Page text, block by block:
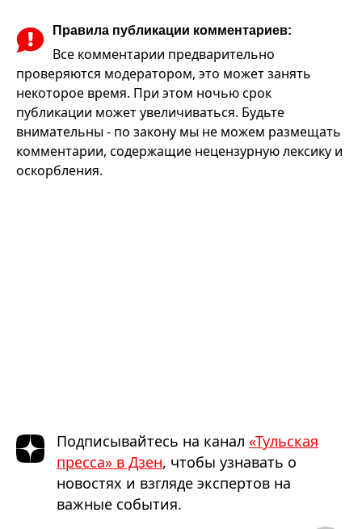
Правила публикации комментариев:
Все комментарии предварительно
проверяются модератором, это может занять
некоторое время. При этом ночью срок
публикации может увеличиваться. Будьте
внимательны - по закону мы не можем размещать
комментарии, содержащие нецензурную лексику и
оскорбления.
Подписывайтесь на канал «Тульская
пресса» в Дзен, чтобы узнавать о
новостях и взгляде экспертов на
важные события.